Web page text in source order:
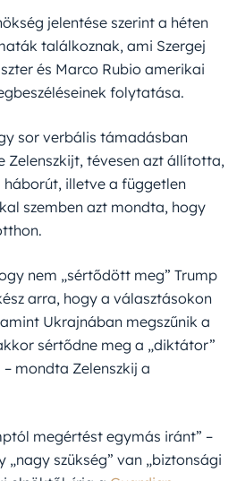
jelentése szerint a héten
találkoznak, ami Szergej
és Marco Rubio amerikai
folytatása.
sor verbális támadásban
Zelenszkijt, tévesen azt állította,
háborút, illetve a független
szemben azt mondta, hogy
nem „sértődött meg” Trump
arra, hogy a választásokon
Ukrajnában megszűnik a
sértődne meg a „diktátor”
mondta Zelenszkij a
megértést egymás iránt” –
szükség” van „biztonsági